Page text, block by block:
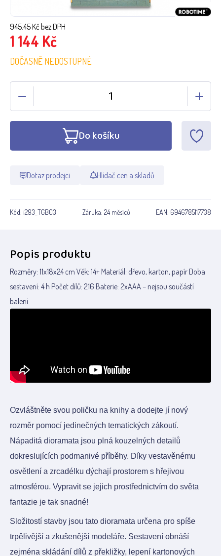
945.45Kč bez DPH
1 144 Kč
DOČASNĚ NEDOSTUPNÉ
Do košíku
Dotaz prodejci Hlídač cen a skladů
Kód: i293_TGB03 Záruka: 24 měsíců EAN: 6946785117738
Popis produktu
Rozměry: 11x18x24 cm Věk: 14+ Materiál: dřevo, karton, papír Doba
sestavení: 4 h Počet dílů: 216 Baterie: 2xAAA – nejsou součástí
balení
Ozvláštněte svou poličku na knihy a dodejte jí nový
rozměr pomocí jedinečných tematických zákoutí.
Nápaditá dioramata jsou plná kouzelných detailů
dokreslujících podmanivé příběhy. Díky vestavěnému
osvětlení a zrcadélku dýchají prostorem s hřejivou
atmosférou. Vypravit se jejich prostřednictvím do světa
fantazie je tak snadné!
Složitostí stavby jsou tato dioramata určena pro spíše
trpělivější a zkušenější modeláře. Sestavení obnáší
zejména skládání dílů z překližky, lepení kartonových